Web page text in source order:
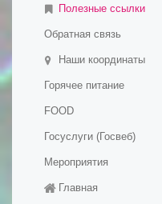
Полезные ссылки
Обратная связь
Наши координаты
Горячее питание
FOOD
Госуслуги (Госвеб)
Мероприятия
Главная